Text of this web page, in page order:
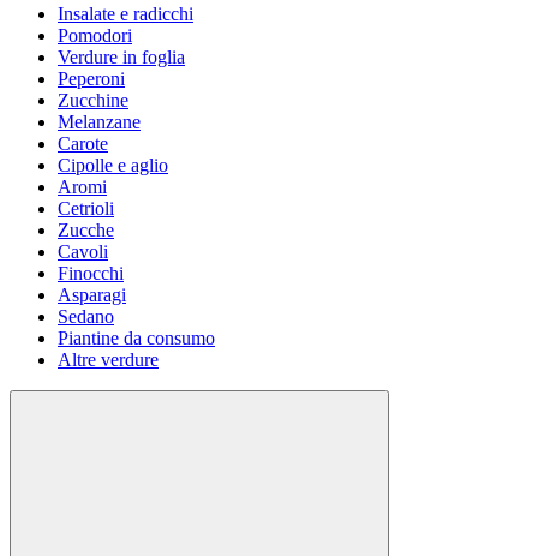
Insalate e radicchi
Pomodori
Verdure in foglia
Peperoni
Zucchine
Melanzane
Carote
Cipolle e aglio
Aromi
Cetrioli
Zucche
Cavoli
Finocchi
Asparagi
Sedano
Piantine da consumo
Altre verdure